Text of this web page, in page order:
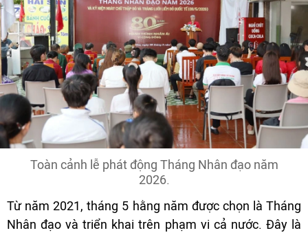
Toàn cảnh lễ phát động Tháng Nhân đạo năm
2026.
Từ năm 2021, tháng 5 hằng năm được chọn là Tháng
Nhân đạo và triển khai trên phạm vi cả nước. Đây là